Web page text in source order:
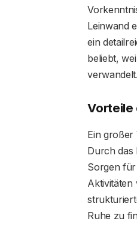
Leinwand
ein
beliebt,
verwandelt.
Vorteile
Ein großer
Durch das
Sorgen für
Aktivitäten
Ruhe zu